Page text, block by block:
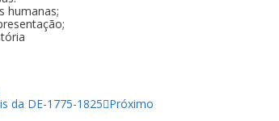
humanas;
da DE-1775-1825 Próximo